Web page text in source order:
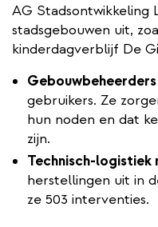
AG
stadsgebouwen uit,
kinderdagverblijf De
Gebouwbeheerders
gebruikers. Ze
hun noden en dat
zijn.
Technisch-logistiek
herstellingen uit in
ze 503 interventies.